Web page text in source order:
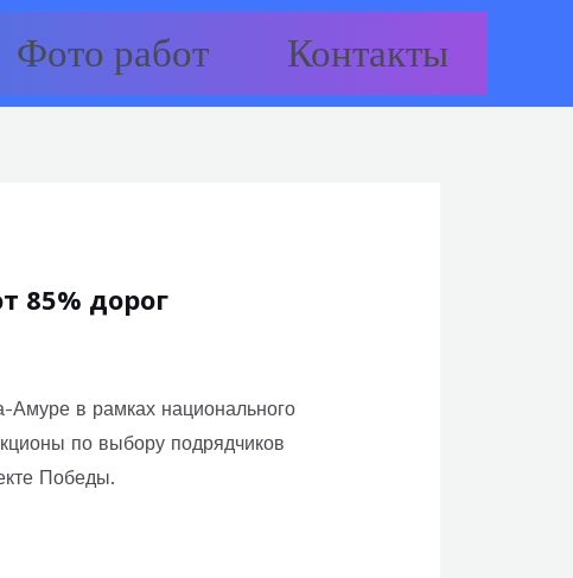
Фото работ Контакты
85% дорог
Амуре в рамках национального
по выбору подрядчиков
Победы.